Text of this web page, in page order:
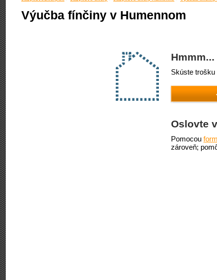
Výučba fínčiny v Humennom
Skúste
Oslovte
Pomocou
zároveň;